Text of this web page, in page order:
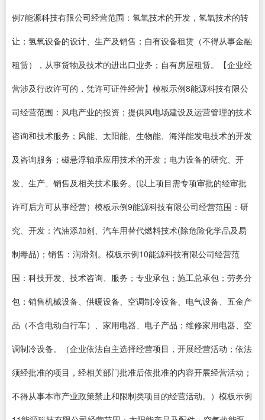
例7能源科技有限公司经营范围：氢氧技术的开发，氢氧技术的转
让；氢氧设备的设计、生产及销售；自有设备租赁（不得从事金融
租赁），从事货物及技术的进出口业务；自有房屋租赁。【企业经
营涉及行政许可的，凭许可证件经营】模板示例8能源科技有限公
司经营范围：风电产业的投资；提供风电场建设及运营管理的技术
咨询和技术服务；风能、太阳能、生物能、海洋能发电技术的开发
及咨询服务；磁悬浮轴承应用技术的开发；电力设备的研究、开
发、生产、销售及相关技术服务。(以上项目需专项审批的经审批
许可后方可从事经营）模板示例9能源科技有限公司经营范围：研
究、开发：汽油添加剂、汽车用替代燃料技术(除危险化学品及易
制毒品)；销售：润滑剂。模板示例10能源科技有限公司经营范
围：科技开发、技术咨询、服务；专业承包；施工总承包；劳务分
包；销售机械设备、供暖设备、空调制冷设备、电气设备、五金产
品（不含电动自行车）、家用电器、电子产品；维修家用电器、空
调制冷设备。（企业依法自主选择经营项目，开展经营活动；依法
须经批准的项目，经相关部门批准后依批准的内容开展经营活动；
不得从事本市产业政策禁止和限制类项目的经营活动。）模板示例